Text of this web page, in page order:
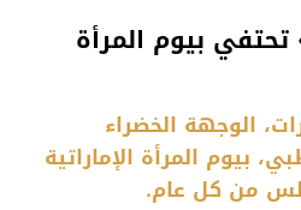
تحتفي بيوم المرأة
الوجهة الخضراء
بيوم المرأة الإماراتية